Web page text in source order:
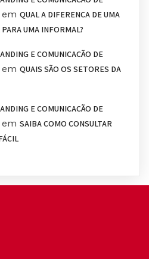
em QUAL A DIFERENÇA DE UMA
UMA INFORMAL?
E COMUNICAÇÃO DE
em QUAIS SÃO OS SETORES DA
E COMUNICAÇÃO DE
em SAIBA COMO CONSULTAR